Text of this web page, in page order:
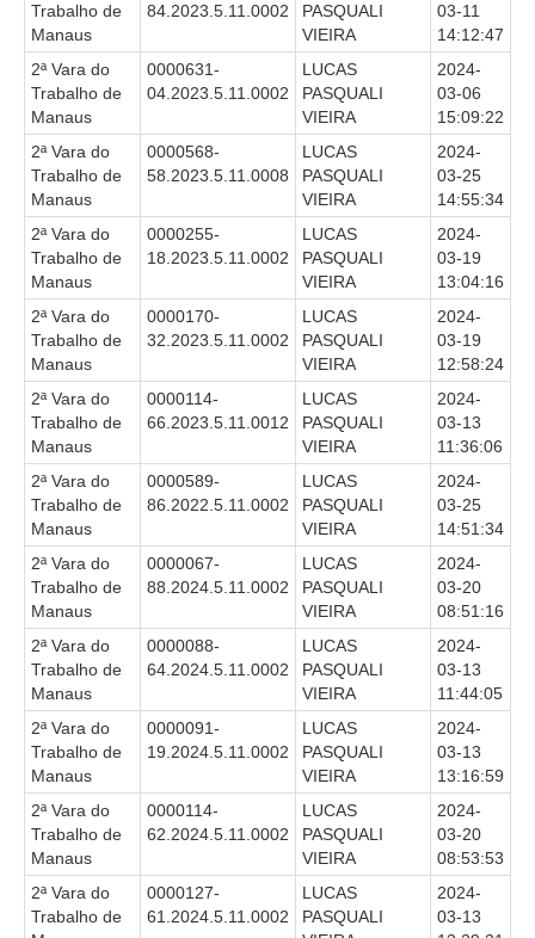
Concursos
Contas abertas em nome dos beneficiários
Diários Eletrônicos
e-Doc
Espaço do Servidor
Guias de recolhimento
Leilão Público
Mapa do site
META 9 do CNJ
Pauta Digital
PJE
Plantão Judiciário
Cadastrar Processos
Portal Conciliação
Inscrição para mediação e conciliação – Cejusc 1º e 2º
grau
Perguntas Frequentes
Eventos
Portal Execução
Portal Proad
Portal dos Precatórios e Requisições de
Pequeno Valor
Programa Aprendizagem
Trabalho de
Manaus
84.2023.5.11.0002
PASQUALI
VIEIRA
03-11
14:12:47
2ª Vara do
Trabalho de
Manaus
0000631-
04.2023.5.11.0002
LUCAS
PASQUALI
VIEIRA
2024-
03-06
15:09:22
2ª Vara do
Trabalho de
Manaus
0000568-
58.2023.5.11.0008
LUCAS
PASQUALI
VIEIRA
2024-
03-25
14:55:34
2ª Vara do
Trabalho de
Manaus
0000255-
18.2023.5.11.0002
LUCAS
PASQUALI
VIEIRA
2024-
03-19
13:04:16
2ª Vara do
Trabalho de
Manaus
0000170-
32.2023.5.11.0002
LUCAS
PASQUALI
VIEIRA
2024-
03-19
12:58:24
2ª Vara do
Trabalho de
Manaus
0000114-
66.2023.5.11.0012
LUCAS
PASQUALI
VIEIRA
2024-
03-13
11:36:06
2ª Vara do
Trabalho de
Manaus
0000589-
86.2022.5.11.0002
LUCAS
PASQUALI
VIEIRA
2024-
03-25
14:51:34
2ª Vara do
Trabalho de
Manaus
0000067-
88.2024.5.11.0002
LUCAS
PASQUALI
VIEIRA
2024-
03-20
08:51:16
2ª Vara do
Trabalho de
Manaus
0000088-
64.2024.5.11.0002
LUCAS
PASQUALI
VIEIRA
2024-
03-13
11:44:05
2ª Vara do
Trabalho de
Manaus
0000091-
19.2024.5.11.0002
LUCAS
PASQUALI
VIEIRA
2024-
03-13
13:16:59
2ª Vara do
Trabalho de
Manaus
0000114-
62.2024.5.11.0002
LUCAS
PASQUALI
VIEIRA
2024-
03-20
08:53:53
2ª Vara do
Trabalho de
0000127-
61.2024.5.11.0002
LUCAS
PASQUALI
2024-
03-13